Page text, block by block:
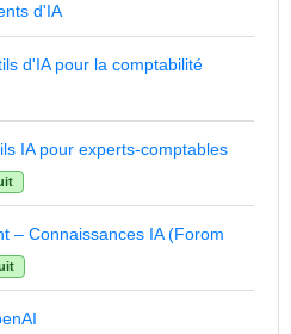
d'IA
d'IA pour la comptabilité
IA pour experts-comptables
– Connaissances IA (Forom